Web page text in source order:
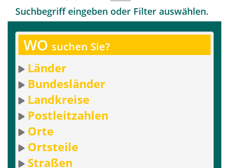
Suchbegriff eingeben oder Filter auswählen.
WO suchen Sie?
Länder
Bundesländer
Landkreise
Postleitzahlen
Orte
Ortsteile
Straßen